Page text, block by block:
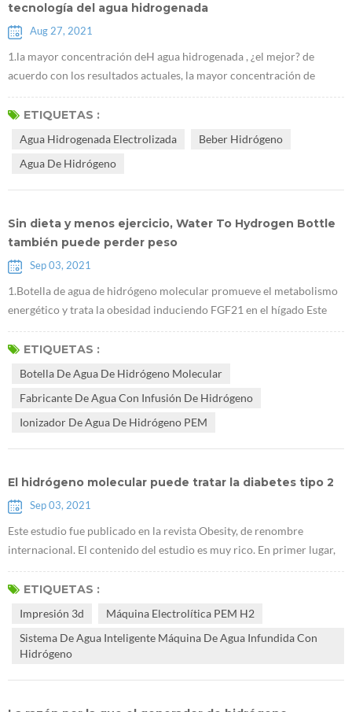
tecnología del agua hidrogenada
Aug 27, 2021
1.la mayor concentración deH agua hidrogenada , ¿el mejor? de
acuerdo con los resultados actuales, la mayor concentración de
hidrógeno, los efectos más significativos en la mejora de la
enfermedad.Es necesario enfatizar que beber hidrógeno debe ser un
los cambios de ...
ETIQUETAS :
Agua Hidrogenada Electrolizada
Beber Hidrógeno
Agua De Hidrógeno
Sin dieta y menos ejercicio, Water To Hydrogen Bottle
también puede perder peso
Sep 03, 2021
1.Botella de agua de hidrógeno molecular promueve el metabolismo
energético y trata la obesidad induciendo FGF21 en el hígado Este
estudio se realizó en ratones obesos. Demostró que Fabricante de
agua con infusión de hidrógeno puede reducir el peso corporal sin
ETIQUETAS :
Botella De Agua De Hidrógeno Molecular
Fabricante De Agua Con Infusión De Hidrógeno
Ionizador De Agua De Hidrógeno PEM
El hidrógeno molecular puede tratar la diabetes tipo 2
Sep 03, 2021
Este estudio fue publicado en la revista Obesity, de renombre
internacional. El contenido del estudio es muy rico. En primer lugar,
encontraron queE máquina lectrolítica PEM H2 puede promover la
acumulación de glucógeno en el hígado. Utilizaron ratones db / db
que Generado...
ETIQUETAS :
Impresión 3d
Máquina Electrolítica PEM H2
Sistema De Agua Inteligente Máquina De Agua Infundida Con
Hidrógeno